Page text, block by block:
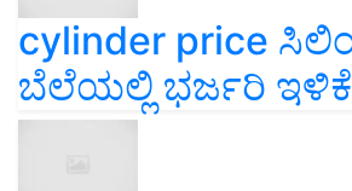
cylinder price
ಬೆಲೆಯಲ್ಲಿ ಭರ್ಜರಿ